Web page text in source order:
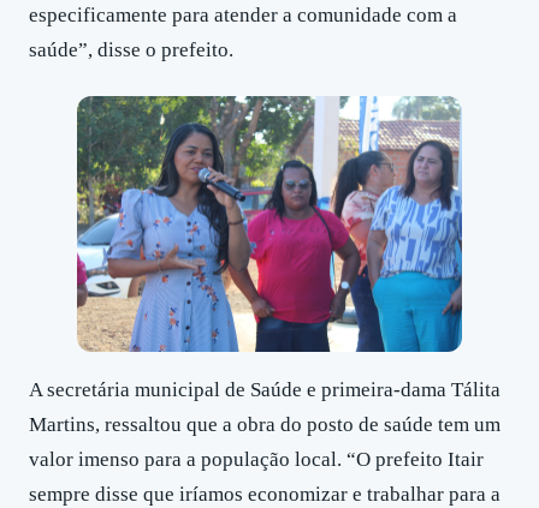
especificamente para atender a comunidade com a
saúde”, disse o prefeito.
A secretária municipal de Saúde e primeira-dama Tálita
Martins, ressaltou que a obra do posto de saúde tem um
valor imenso para a população local. “O prefeito Itair
sempre disse que iríamos economizar e trabalhar para a